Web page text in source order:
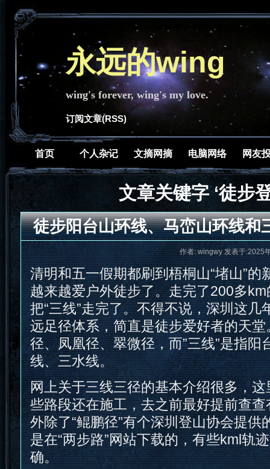
永远的wing
wing's forever, wing's my love.
订阅文章(RSS)
首页 个人杂记 文摘网摘 电脑网络 网友
文章关键字 ‘徒步
徒步阳台山环线、马峦山环线和
作者: wingwy 发表于:2025
清明和五一假期都刷到梧桐山“堵山”的
越来越爱户外徒步了。走完了200多
把“三线”走完了。不得不说，深圳这几
远足径体系，简直是徒步爱好者的天堂
径、凤凰径、翠微径，而”三线”是指阳
线、三水线。
网上关于三线三径的基本介绍很多，
些路段还在施工，去之前最好提前查
外除了“鲲鹏径”有个深圳登山协会提供
是在“两步路”网站下载的，有些kml轨
确。